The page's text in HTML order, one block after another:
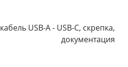
кабель USB-A - USB-C, скрепка,
документация